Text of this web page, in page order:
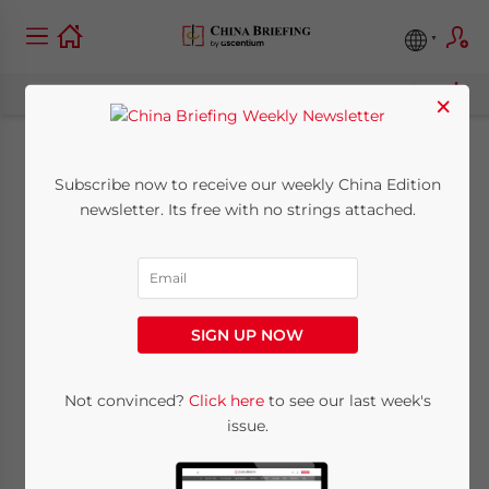
Chinas Maßnahmen
Hotelunterbringung
für Ausländer
October 9, 2024Posted byChina Briefing
Reading Time:
China hat neue Maßnahmen eingeführt, die
×
Subscribe now to receive our weekly China Edition
newsletter. Its free with no strings attached.
SIGN UP NOW
Not convinced? Click hereto see our last week's
issue.